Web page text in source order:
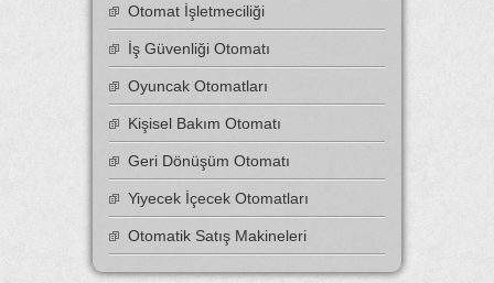
Otomat İşletmeciliği
İş Güvenliği Otomatı
Oyuncak Otomatları
Kişisel Bakım Otomatı
Geri Dönüşüm Otomatı
Yiyecek İçecek Otomatları
Otomatik Satış Makineleri